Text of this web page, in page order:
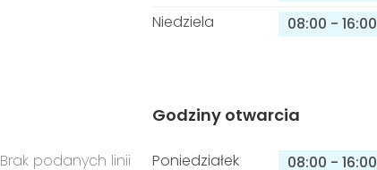
Niedziela
08:00 - 16:00
Brak podanych linii
Godziny otwarcia
Poniedziałek 08:00 - 16:00